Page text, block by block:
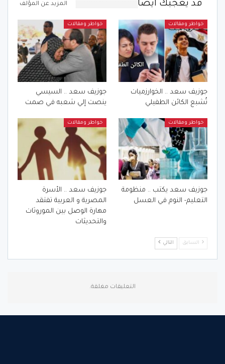
قد يعجبك ايضا المزيد عن المؤلف
خواطر ومقالات
جوزيف سعد .. الخوارزميات
تُشبع الكائن الطفيلي
خواطر ومقالات
جوزيف سعد .. السيسي
ينصت إلي شعبه في صمت
خواطر ومقالات
جوزيف سعد يكتب .. منظومة
التعليم- النوم في العسل
خواطر ومقالات
جوزيف سعد .. الأسرة
المصرية و العربية تفتقد
مهارة الوصل بين الموروثات
والتحديثات
السابق التالي
التعليقات مغلقة.